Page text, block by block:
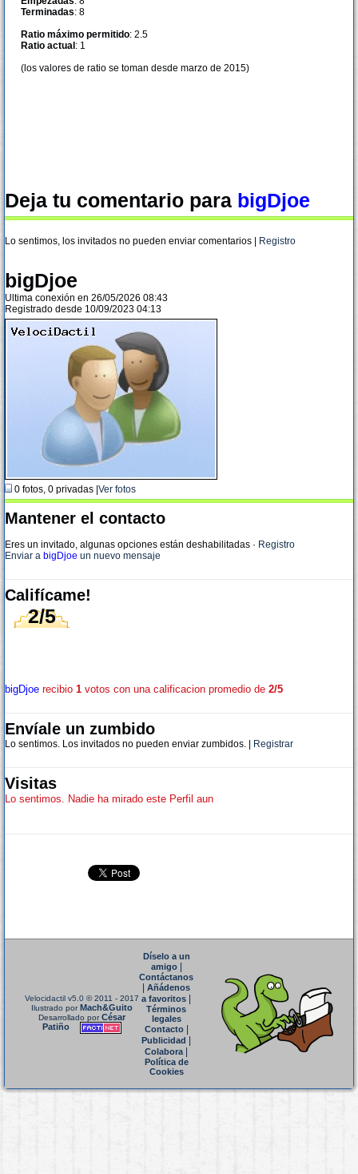
Terminadas: 8
Ratio máximo permitido: 2.5
Ratio actual : 1
(los valores de ratio se toman desde marzo de 2015)
Deja tu comentario para bigDjoe
Lo sentimos, los invitados no pueden enviar comentarios | Registro
bigDjoe
Ultima conexión en 26/05/2026 08:43
Registrado desde 10/09/2023 04:13
0 fotos, 0 privadas | Ver fotos
Mantener el contacto
Eres un invitado, algunas opciones están deshabilitadas · Registro
Enviar a bigDjoe un nuevo mensaje
Califícame!
2/5
bigDjoe recibio 1 votos con una calificacion promedio de 2/5
Envíale un zumbido
Lo sentimos. Los invitados no pueden enviar zumbidos. | Registrar
Visitas
Lo sentimos. Nadie ha mirado este Perfil aun
Velocidactil v5.0 © 2011 - 2017
Ilustrado porMach&Guito
Desarrollado porCésar
Patiño
Díselo a un
amigo|
Contáctanos
Añádenos
a favoritos
Términos
legales
Contacto|
Publicidad
Colabora|
Política de
Cookies